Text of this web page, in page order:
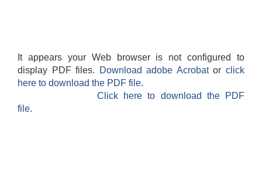
It appears your Web browser is not configured to
display PDF files.
Download adobe Acrobatorclick
here to download the PDF file.
Click here to download the PDF
file.